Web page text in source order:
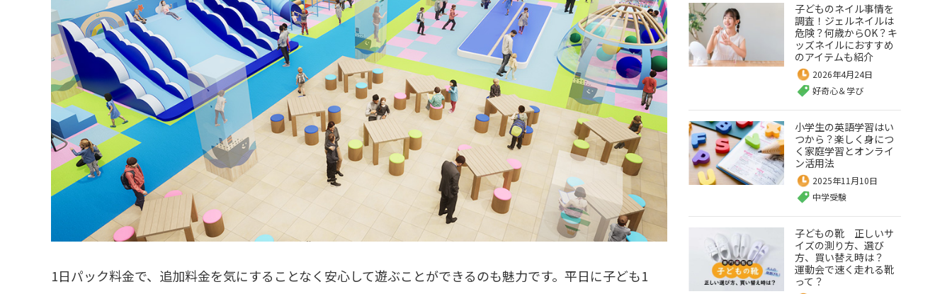
1日パック料金で、追加料金を気にすることなく安心して遊ぶことができるのも魅力です。平日に子ども1
子どものネイル事情を
調査！ジェルネイルは
危険？何歳からOK？キ
ッズネイルにおすすめ
のアイテムも紹介
2026年4月24日
好奇心＆学び
小学生の英語学習はい
つから？楽しく身につ
く家庭学習とオンライ
ン活用法
2025年11月10日
中学受験
子どもの靴 正しいサ
イズの測り方、選び
方、買い替え時は？
運動会で速く走れる靴
って？